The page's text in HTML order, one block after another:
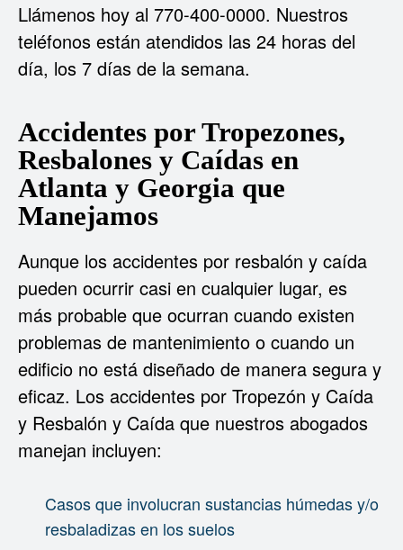
Llámenos hoy al 770-400-0000. Nuestros
teléfonos están atendidos las 24 horas del
día, los 7 días de la semana.
Accidentes por Tropezones,
Resbalones y Caídas en
Atlanta y Georgia que
Manejamos
Aunque los accidentes por resbalón y caída
pueden ocurrir casi en cualquier lugar, es
más probable que ocurran cuando existen
problemas de mantenimiento o cuando un
edificio no está diseñado de manera segura y
eficaz. Los accidentes por Tropezón y Caída
y Resbalón y Caída que nuestros abogados
manejan incluyen:
Casos que involucran sustancias húmedas y/o
resbaladizas en los suelos